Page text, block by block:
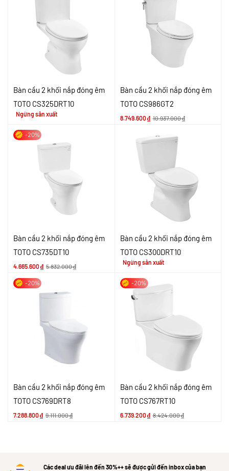
Bàn cầu 2 khối nắp đóng êm
TOTO CS325DRT10
Ngừng sản xuất
Bàn cầu 2 khối nắp đóng êm
TOTO CS986GT2
8.749.600₫ 10.937.000₫
-20%
Bàn cầu 2 khối nắp đóng êm
TOTO CS735DT10
4.665.600₫ 5.832.000₫
Bàn cầu 2 khối nắp đóng êm
TOTO CS300DRT10
Ngừng sản xuất
-20%
Bàn cầu 2 khối nắp đóng êm
TOTO CS769DRT8
7.288.800₫ 9.111.000₫
-20%
Bàn cầu 2 khối nắp đóng êm
TOTO CS767RT10
6.739.200₫ 8.424.000₫
Các deal ưu đãi lên đến 30%++ sẽ được gửi đến inbox của bạn